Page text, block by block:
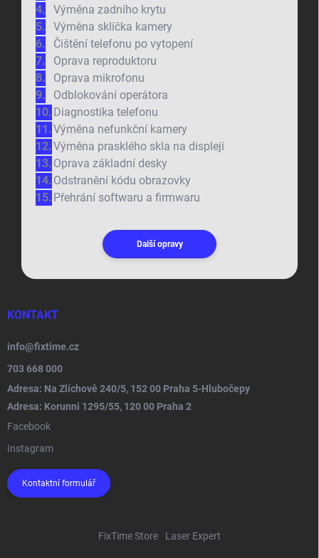
Výměna zadního krytu
Výměna sklíčka kamery
Čištění telefonu po vytopení
Oprava reproduktoru
Oprava mikrofonu
Odblokování operátora
Diagnostika telefonu
Výměna nefunkční kamery
Výměna prasklého skla na displeji
Oprava základní desky
Odstranění kódu obrazovky
Přehrání softwaru a firmwaru
Další opravy
KONTAKT
info@fixtime.cz
703 668 000
Adresa: Na Zlíchově 240/5, 152 00 Praha 5-Hlubočepy
Adresa: Korunni 1295/55, 120 00 Praha 2
Facebook
Instagram
Kontaktní formulář
FixTime Store Laser Expert